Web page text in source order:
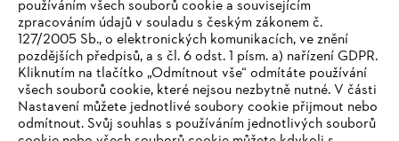
Akumulátorový AP-Systém STIHL
Výkonné akumulátorové stroje vyvinuty pro náročné profesionální
použití při péči o krajinu, zahradu a stromy.
Akumulátorový AP-Systém STIHL
IHR BROWSER WIRD NICHT
UNTERSTÜTZT
používáním všech souborů cookie a souvisejícím
zpracováním údajů v souladu s českým zákonem č.
127/2005 Sb., o elektronických komunikacích, ve znění
pozdějších předpisů, a s čl. 6 odst. 1 písm. a) nařízení GDPR.
Kliknutím na tlačítko „Odmítnout vše“ odmítáte používání
všech souborů cookie, které nejsou nezbytně nutné. V části
Nastavení můžete jednotlivé soubory cookie přijmout nebo
odmítnout. Svůj souhlas s používáním jednotlivých souborů